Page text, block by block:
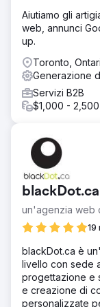
Aiutiamo gli
web, annunci
up.
Toronto,
Generazione
Servizi B2B
$1,000 - 2,500
blackDot.ca
un'agenzia web
19
blackDot.ca è
livello con sede
progettazione e
e creazione di
personalizzate